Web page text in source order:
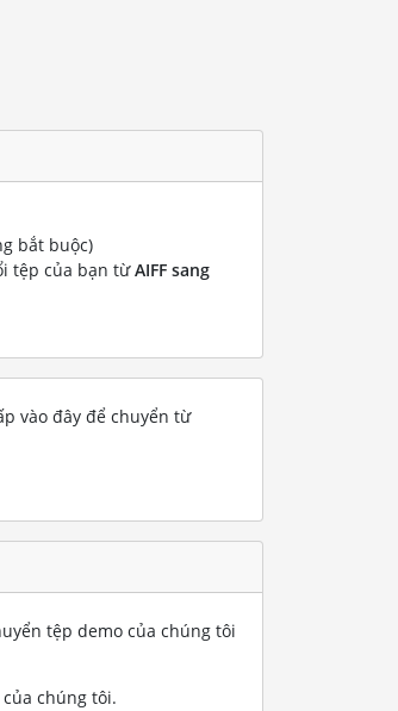
bắt buộc)
tệp của bạn từAIFF sang
vào đây để chuyển từ
tệp demo của chúng tôi
của chúng tôi.